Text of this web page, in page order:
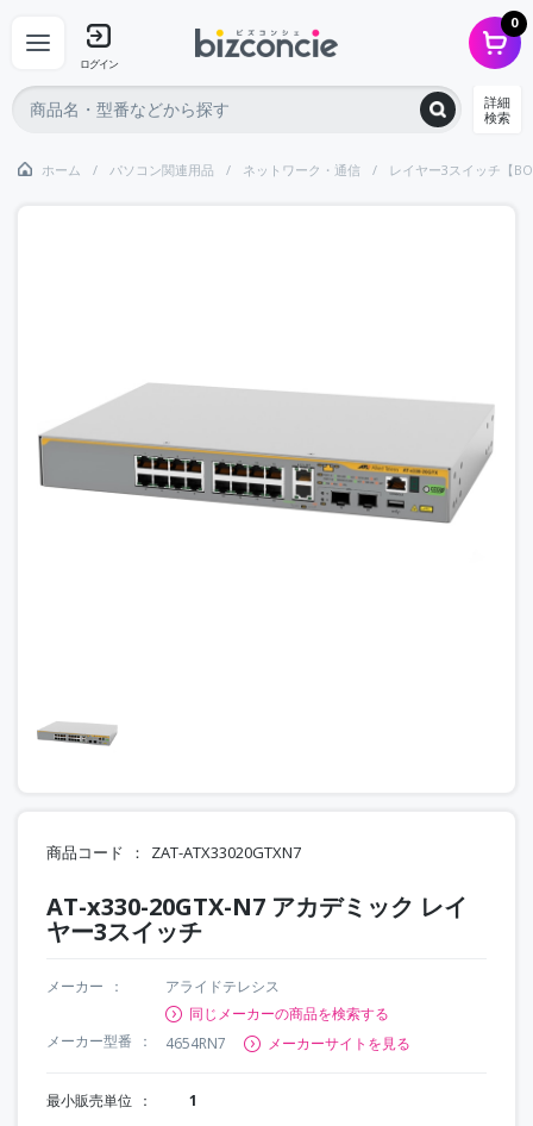
ログイン
0
詳細
検索
ホーム パソコン関連用品 ネットワーク・通信 レイヤー3スイッチ【
商品コード ZAT-ATX33020GTXN7
AT-x330-20GTX-N7 アカデミック レイ
ヤー3スイッチ
メーカー
アライドテレシス
同じメーカーの商品を検索する
メーカー型番
4654RN7 メーカーサイトを見る
最小販売単位 1